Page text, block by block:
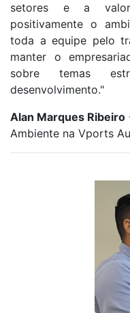
setores e a
positivamente o
toda a equipe pelo
manter o
sobre temas
desenvolvimento."
Alan Marques Ribeiro
Ambiente na Vports